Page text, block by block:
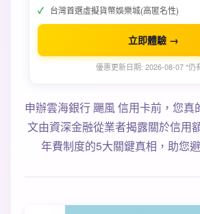
台灣首選虛擬貨幣娛樂城(高匿名性)
立即體驗 →
優惠更新日期: 2026-08-07 *仍
申辦雲海銀行 颺風 信用卡前，您真
文由資深金融從業者揭露關於信用
年費制度的5大關鍵真相，助您